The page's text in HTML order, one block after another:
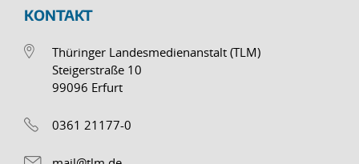
KONTAKT
Thüringer Landesmedienanstalt (TLM)
Steigerstraße 10
99096 Erfurt
0361 21177-0